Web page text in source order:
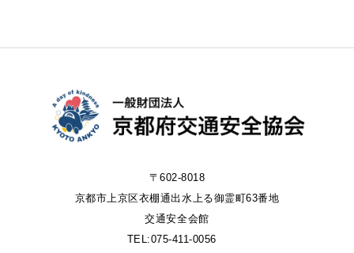
〒602-8018
京都市上京区衣棚通出水上る御霊町63番地
交通安全会館
TEL:075-411-0056